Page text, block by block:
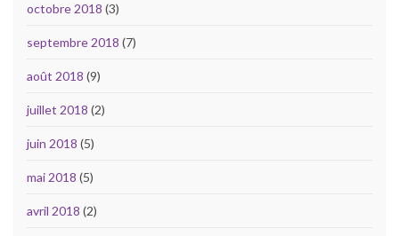
octobre 2018 (3)
septembre 2018 (7)
août 2018 (9)
juillet 2018 (2)
juin 2018 (5)
mai 2018 (5)
avril 2018 (2)